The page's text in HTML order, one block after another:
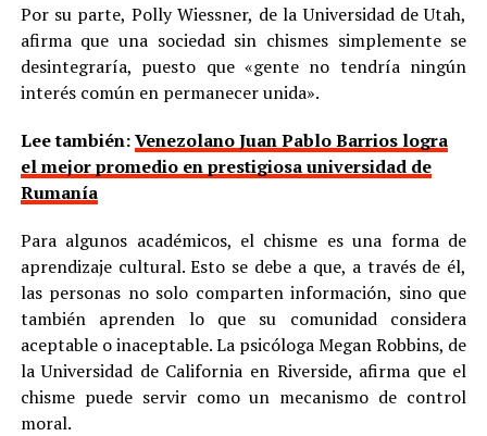
Por su parte, Polly Wiessner, de la Universidad de Utah,
afirma que una sociedad sin chismes simplemente se
desintegraría, puesto que «gente no tendría ningún
interés común en permanecer unida».
Lee también:Venezolano Juan Pablo Barrios logra
el mejor promedio en prestigiosa universidad de
Rumanía
Para algunos académicos, el chisme es una forma de
aprendizaje cultural. Esto se debe a que, a través de él,
las personas no solo comparten información, sino que
también aprenden lo que su comunidad considera
aceptable o inaceptable. La psicóloga Megan Robbins, de
la Universidad de California en Riverside, afirma que el
chisme puede servir como un mecanismo de control
moral.